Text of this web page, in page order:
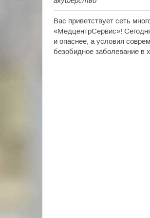
Вас приветствует сеть
«МедцентрСервис»!
и опаснее, а условия
безобидное заболевание в